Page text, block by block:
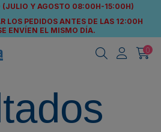
(JULIO Y AGOSTO 08:00H-15:00H)
LOS PEDIDOS ANTES DE LAS 12:00H
ENVÍEN EL MISMO DÍA.
0